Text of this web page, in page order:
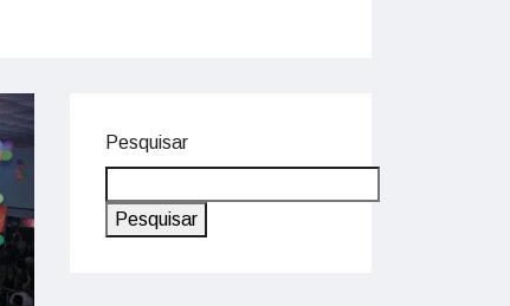
Pesquisar
Pesquisar